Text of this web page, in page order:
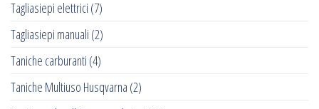
Tagliasiepi elettrici (7)
Tagliasiepi manuali (2)
Taniche carburanti (4)
Taniche Multiuso Husqvarna (2)